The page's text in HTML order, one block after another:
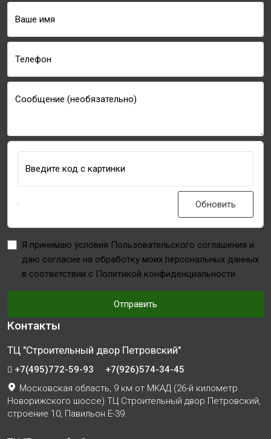
Ваше имя
Телефон
Сообщение (необязательно)
Введите код с картинки
Обновить
Я принимаю условия Пользовательского соглашения и
даю согласие на обработку моих персональных данных
в соответствии с Политикой конфиденциальности
Отправить
Контакты
ТЦ "Строительный двор Петровский"
+7(495)772-59-93
+7(926)574-34-45
Московская область, 9 км от МКАД (26-й километр
Новорижского шоссе) ТЦ Строительный двор Петровский,
строение 10, Павильон Е-39.